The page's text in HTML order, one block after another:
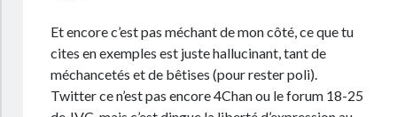
Et encore c’est pas méchant de mon côté, ce que tu
cites en exemples est juste hallucinant, tant de
méchancetés et de bêtises (pour rester poli).
Twitter ce n’est pas encore 4Chan ou le forum 18-25